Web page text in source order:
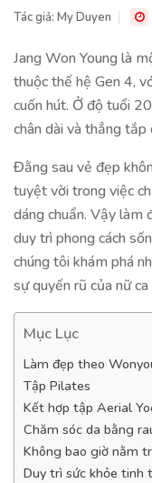
Tác giả: My Duyen
Jang Won Young là
thuộc thế hệ Gen 4,
cuốn hút. Ở độ tuổi
chân dài và thẳng
Đằng sau vẻ đẹp
tuyệt vời trong việc
dáng chuẩn. Vậy làm
duy trì phong cách
chúng tôi khám phá
sự quyến rũ của nữ ca
Mục Lục
Làm đẹp theo
Tập Pilates
Kết hợp tập Aerial
Chăm sóc da bằng
Không bao giờ nằm
Duy trì sức khỏe tinh